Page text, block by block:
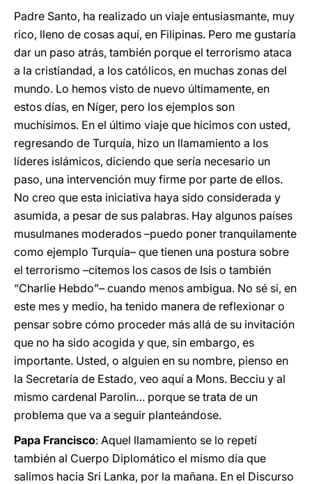
Padre Santo, ha realizado un viaje entusiasmante, muy
rico, lleno de cosas aquí, en Filipinas. Pero me gustaría
dar un paso atrás, también porque el terrorismo ataca
a la cristiandad, a los católicos, en muchas zonas del
mundo. Lo hemos visto de nuevo últimamente, en
estos días, en Níger, pero los ejemplos son
muchísimos. En el último viaje que hicimos con usted,
regresando de Turquía, hizo un llamamiento a los
líderes islámicos, diciendo que sería necesario un
paso, una intervención muy firme por parte de ellos.
No creo que esta iniciativa haya sido considerada y
asumida, a pesar de sus palabras. Hay algunos países
musulmanes moderados –puedo poner tranquilamente
como ejemplo Turquía– que tienen una postura sobre
el terrorismo –citemos los casos de Isis o también
“Charlie Hebdo”– cuando menos ambigua. No sé si, en
este mes y medio, ha tenido manera de reflexionar o
pensar sobre cómo proceder más allá de su invitación
que no ha sido acogida y que, sin embargo, es
importante. Usted, o alguien en su nombre, pienso en
la Secretaría de Estado, veo aquí a Mons. Becciu y al
mismo cardenal Parolin… porque se trata de un
problema que va a seguir planteándose.
Papa Francisco: Aquel llamamiento se lo repetí
también al Cuerpo Diplomático el mismo día que
salimos hacia Sri Lanka, por la mañana. En el Discurso